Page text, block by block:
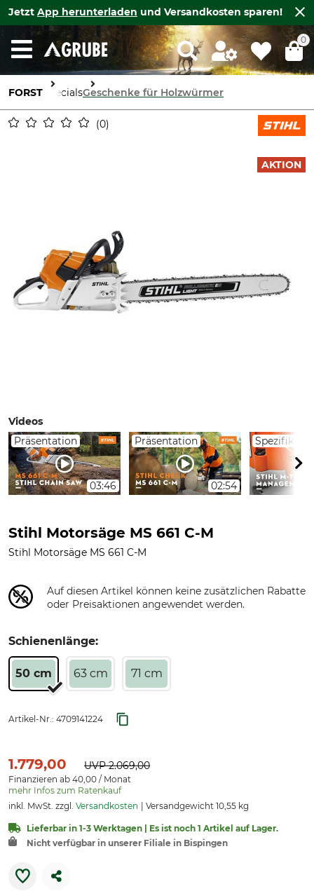
Jetzt App herunterladen und Versandkosten sparen!
0
FORST SpecialsGeschenke für Holzwürmer
0
Videos
Präsentation
03:46
Präsentation
02:54
AKTION
Stihl Motorsäge MS 661 C-M
Stihl Motorsäge MS 661 C-M
Auf diesen Artikel können keine zusätzlichen Rabatte
oder Preisaktionen angewendet werden.
Schienenlänge:
50 cm 63 cm 71 cm
Artikel-Nr.: 4709141224
1.779,00 UVP2.069,00
Finanzieren ab 40,00 / Monat
mehr Infos zum Ratenkauf
inkl. MwSt. zzgl. Versandkosten Versandgewicht 10,55 kg
Lieferbar in 1-3 Werktagen | Es ist noch 1 Artikel auf Lager.
Nicht verfügbar in unserer Filiale in Bispingen